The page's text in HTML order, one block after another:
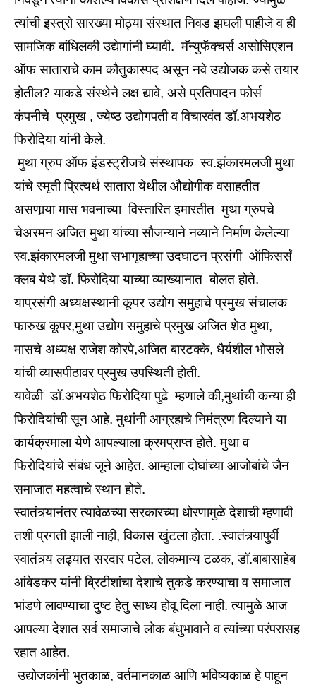
त्यांची इस्त्रो सारख्या मोठ्या संस्थात निवड झघली पाहीजे व ही
सामजिक बांधिलकी उद्येागांनी घ्यावी. मॅन्युफॅक्चर्स असोसिएशन
ऑफ साताराचे काम कौतुकास्पद असून नवे उद्योजक कसे तयार
होतील? याकडे संस्थेने लक्ष द्यावे, असे प्रतिपादन फोर्स
कंपनीचे प्रमुख , ज्येष्ठ उद्योगपती व विचारवंत डॉ.अभयशेठ
फिरोदिया यांनी केले.
मुथा ग्रुप ऑफ इंडस्ट्रीजचे संस्थापक स्व.झंकारमलजी मुथा
यांचे स्मृती प्रित्यर्थ सातारा येथील औद्योगीक वसाहतीत
असणार्‍या मास भवनाच्या विस्तारित इमारतीत मुथा ग्रुपचे
चेअरमन अजित मुथा यांच्या सौजन्याने नव्याने निर्माण केलेल्या
स्व.झंकारमलजी मुथा सभागृहाच्या उदघाटन प्रसंगी ऑफिसर्सं
क्लब येथे डॉ. फिरोदिया याच्या व्याख्यानात बोलत होते.
याप्रसंगी अध्यक्षस्थानी कूपर उद्योग समुहाचे प्रमुख संचालक
फारुख कूपर,मुथा उद्योग समुहाचे प्रमुख अजित शेठ मुथा,
मासचे अध्यक्ष राजेश कोरपे,अजित बारटक्के, धैर्यशील भोसले
यांची व्यासपीठावर प्रमुख उपस्थिती होती.
यावेळी डॉ.अभयशेठ फिरोदिया पुढे म्हणाले की,मुथांची कन्या ही
फिरोदियांची सून आहे. मुथांनी आग्रहाचे निमंत्रण दिल्याने या
कार्यक्रमाला येणे आपल्याला क्रमप्राप्त होते. मुथा व
फिरोदियांचे संबंध जूने आहेत. आम्हाला दोघांच्या आजोबांचे जैन
समाजात महत्वाचे स्थान होते.
स्वातंत्र्यानंतर त्यावेळच्या सरकारच्या धोरणामुळे देशाची म्हणावी
तशी प्रगती झाली नाही, विकास खुंटला होता. .स्वातंत्र्यापुर्वी
स्वातंत्र्य लढ्यात सरदार पटेल, लोकमान्य टळक, डॉ.बाबासाहेब
आंबेडकर यांनी ब्रिटीशांचा देशाचे तुकडे करण्याचा व समाजात
भांडणे लावण्याचा दुष्ट हेतु साध्य होवू दिला नाही. त्यामुळे आज
आपल्या देशात सर्व समाजाचे लोक बंधुभावाने व त्यांच्या परंपरासह
रहात आहेत.
उद्योजकांनी भुतकाळ, वर्तमानकाळ आणि भविष्यकाळ हे पाहून